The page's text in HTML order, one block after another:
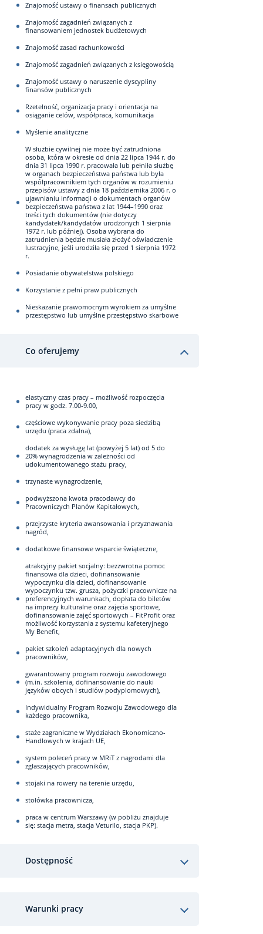
Znajomość ustawy o finansach publicznych
Znajomość zagadnień związanych z
finansowaniem jednostek budżetowych
Znajomość zasad rachunkowości
Znajomość zagadnień związanych z księgowością
Znajomość ustawy o naruszenie dyscypliny
finansów publicznych
Rzetelność, organizacja pracy i orientacja na
osiąganie celów, współpraca, komunikacja
Myślenie analityczne
W służbie cywilnej nie może być zatrudniona
osoba, która w okresie od dnia 22 lipca 1944 r. do
dnia 31 lipca 1990 r. pracowała lub pełniła służbę
w organach bezpieczeństwa państwa lub była
współpracownikiem tych organów w rozumieniu
przepisów ustawy z dnia 18 października 2006 r. o
ujawnianiu informacji o dokumentach organów
bezpieczeństwa państwa z lat 1944–1990 oraz
treści tych dokumentów (nie dotyczy
kandydatek/kandydatów urodzonych 1 sierpnia
1972 r. lub później). Osoba wybrana do
zatrudnienia będzie musiała złożyć oświadczenie
lustracyjne, jeśli urodziła się przed 1 sierpnia 1972
r.
Posiadanie obywatelstwa polskiego
Korzystanie z pełni praw publicznych
Nieskazanie prawomocnym wyrokiem za umyślne
przestępstwo lub umyślne przestępstwo skarbowe
Co oferujemy
elastyczny czas pracy – możliwość rozpoczęcia
pracy w godz. 7.00-9.00,
częściowe wykonywanie pracy poza siedzibą
urzędu (praca zdalna),
dodatek za wysługę lat (powyżej 5 lat) od 5 do
20% wynagrodzenia w zależności od
udokumentowanego stażu pracy,
trzynaste wynagrodzenie,
podwyższona kwota pracodawcy do
Pracowniczych Planów Kapitałowych,
przejrzyste kryteria awansowania i przyznawania
nagród,
dodatkowe finansowe wsparcie świąteczne,
atrakcyjny pakiet socjalny: bezzwrotna pomoc
finansowa dla dzieci, dofinansowanie
wypoczynku dla dzieci, dofinansowanie
wypoczynku tzw. grusza, pożyczki pracownicze na
preferencyjnych warunkach, dopłata do biletów
na imprezy kulturalne oraz zajęcia sportowe,
dofinansowanie zajęć sportowych – FitProfit oraz
możliwość korzystania z systemu kafeteryjnego
My Benefit,
pakiet szkoleń adaptacyjnych dla nowych
pracowników,
gwarantowany program rozwoju zawodowego
(m.in. szkolenia, dofinansowanie do nauki
języków obcych i studiów podyplomowych),
Indywidualny Program Rozwoju Zawodowego dla
każdego pracownika,
staże zagraniczne w Wydziałach Ekonomiczno-
Handlowych w krajach UE,
system poleceń pracy w MRiT z nagrodami dla
zgłaszających pracowników,
stojaki na rowery na terenie urzędu,
stołówka pracownicza,
praca w centrum Warszawy (w pobliżu znajduje
się: stacja metra, stacja Veturilo, stacja PKP).
Dostępność
Warunki pracy